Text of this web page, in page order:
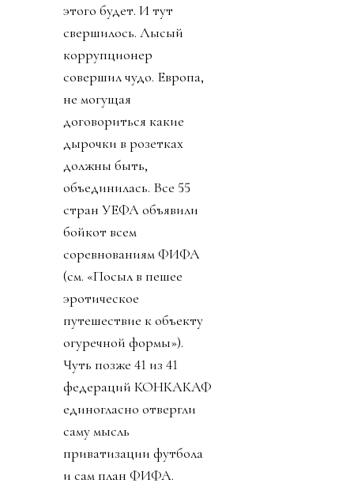
этого будет. И тут
свершилось. Лысый
коррупционер
совершил чудо. Европа,
не могущая
договориться какие
дырочки в розетках
должны быть,
объединилась. Все 55
стран УЕФА объявили
бойкот всем
соревнованиям ФИФА
(см. «Посыл в пешее
эротическое
путешествие к объекту
огуречной формы»).
Чуть позже 41 из 41
федераций КОНКАКАФ
единогласно отвергли
саму мысль
приватизации футбола
и сам план ФИФА.